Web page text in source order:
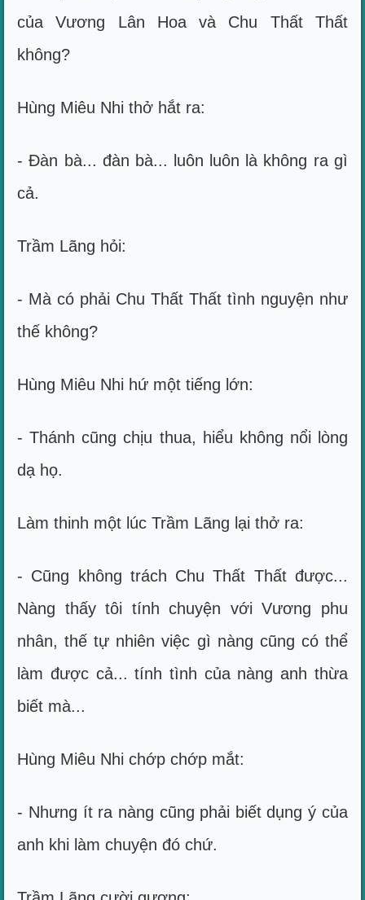
của Vương Lân Hoa và Chu Thất Thất
không?
Hùng Miêu Nhi thở hắt ra:
- Đàn bà... đàn bà... luôn luôn là không ra gì
cả.
Trầm Lãng hỏi:
- Mà có phải Chu Thất Thất tình nguyện như
thế không?
Hùng Miêu Nhi hứ một tiếng lớn:
- Thánh cũng chịu thua, hiểu không nổi lòng
dạ họ.
Làm thinh một lúc Trầm Lãng lại thở ra:
- Cũng không trách Chu Thất Thất được...
Nàng thấy tôi tính chuyện với Vương phu
nhân, thế tự nhiên việc gì nàng cũng có thể
làm được cả... tính tình của nàng anh thừa
biết mà...
Hùng Miêu Nhi chớp chớp mắt:
- Nhưng ít ra nàng cũng phải biết dụng ý của
anh khi làm chuyện đó chứ.